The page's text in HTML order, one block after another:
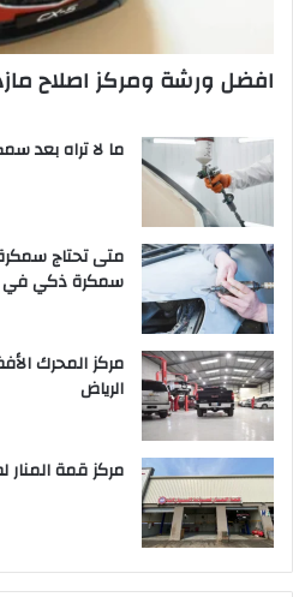
افضل ورشة ومركز اصلاح
ما لا تراه بعد
متى تحتاج
سمكرة ذكي في
مركز المحرك
الرياض
مركز قمة المنار